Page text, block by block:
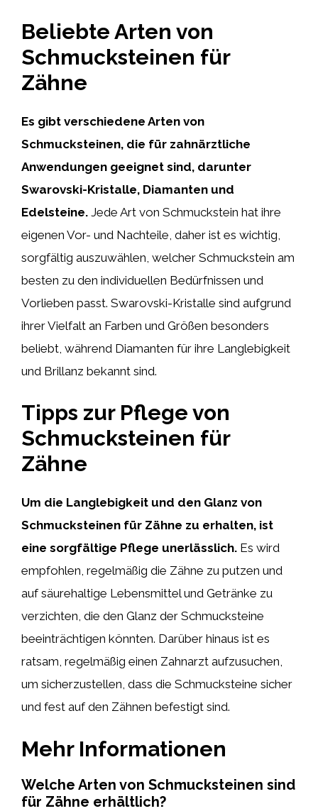
Beliebte Arten von
Schmucksteinen für
Zähne
Es gibt verschiedene Arten von
Schmucksteinen, die für zahnärztliche
Anwendungen geeignet sind, darunter
Swarovski-Kristalle, Diamanten und
Edelsteine. Jede Art von Schmuckstein hat ihre
eigenen Vor- und Nachteile, daher ist es wichtig,
sorgfältig auszuwählen, welcher Schmuckstein am
besten zu den individuellen Bedürfnissen und
Vorlieben passt. Swarovski-Kristalle sind aufgrund
ihrer Vielfalt an Farben und Größen besonders
beliebt, während Diamanten für ihre Langlebigkeit
und Brillanz bekannt sind.
Tipps zur Pflege von
Schmucksteinen für
Zähne
Um die Langlebigkeit und den Glanz von
Schmucksteinen für Zähne zu erhalten, ist
eine sorgfältige Pflege unerlässlich. Es wird
empfohlen, regelmäßig die Zähne zu putzen und
auf säurehaltige Lebensmittel und Getränke zu
verzichten, die den Glanz der Schmucksteine
beeinträchtigen könnten. Darüber hinaus ist es
ratsam, regelmäßig einen Zahnarzt aufzusuchen,
um sicherzustellen, dass die Schmucksteine sicher
und fest auf den Zähnen befestigt sind.
Mehr Informationen
Welche Arten von Schmucksteinen sind
für Zähne erhältlich?